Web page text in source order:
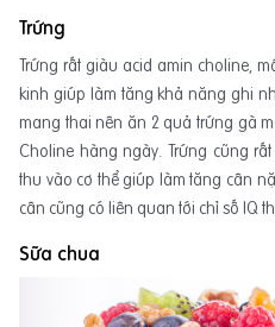
Trứng
Trứng rất giàu acid amin choline,
kinh giúp làm tăng khả năng ghi
mang thai nên ăn 2 quả trứng gà
Choline hàng ngày. Trứng cũng
thu vào cơ thể giúp làm tăng cân
cân cũng có liên quan tới chỉ số IQ
Sữa chua